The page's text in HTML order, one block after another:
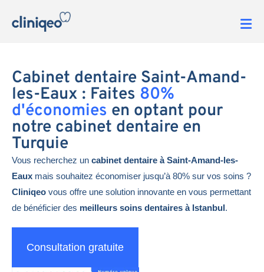
Cabinet dentaire Saint-Amand-
les-Eaux : Faites 80%
d'économies en optant pour
notre cabinet dentaire en
Turquie
Vous recherchez un cabinet dentaire à Saint-Amand-les-
Eaux mais souhaitez économiser jusqu’à 80% sur vos soins ?
Cliniqeo vous offre une solution innovante en vous permettant
de bénéficier des meilleurs soins dentaires à Istanbul.
Consultation gratuite